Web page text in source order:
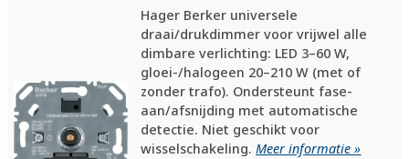
Hager Berker universele
draai/drukdimmer voor vrijwel alle
dimbare verlichting: LED 3–60 W,
gloei-/halogeen 20–210 W (met of
zonder trafo). Ondersteunt fase-
aan/afsnijding met automatische
detectie. Niet geschikt voor
wisselschakeling.Meer informatie »